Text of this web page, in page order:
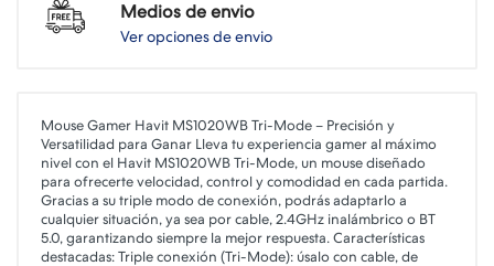
Medios de envio
Ver opciones de envio
Mouse Gamer Havit MS1020WB Tri-Mode – Precisión y
Versatilidad para Ganar Lleva tu experiencia gamer al máximo
nivel con el Havit MS1020WB Tri-Mode, un mouse diseñado
para ofrecerte velocidad, control y comodidad en cada partida.
Gracias a su triple modo de conexión, podrás adaptarlo a
cualquier situación, ya sea por cable, 2.4GHz inalámbrico o BT
5.0, garantizando siempre la mejor respuesta. Características
destacadas: Triple conexión (Tri-Mode): úsalo con cable, de